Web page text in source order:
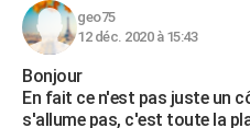
geo75
12 déc. 2020 à 15:43
Bonjour
En fait ce n'est pas juste un
s'allume pas, c'est toute la